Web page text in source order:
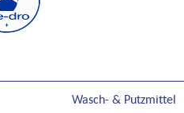
Wasch- & Putzmittel